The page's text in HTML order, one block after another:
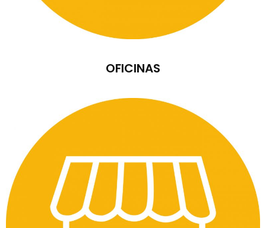
OFICINAS